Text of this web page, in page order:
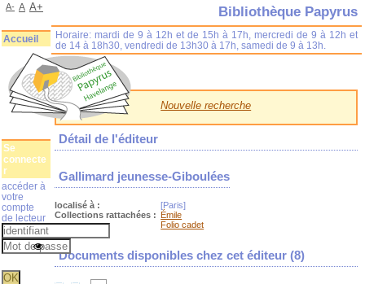
Nouvelle recherche
Détail de l'éditeur
Gallimard jeunesse-Giboulées
localisé à :
[Paris]
Collections rattachées : Émile
Folio cadet
Documents disponibles chez cet éditeur (8)
Bibliothèque Papyrus
Horaire: mardi de 9 à 12h et de 15h à 17h, mercredi de 9 à 12h et
de 14 à 18h30, vendredi de 13h30 à 17h, samedi de 9 à 13h.
A- A A+
Accueil
Se
connecte
r
accéder à
votre
compte
de lecteur